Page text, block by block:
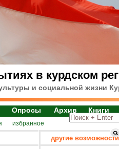
в курдском
и социальной жизни
Опросы Архив Книги
избранное
другие возможности